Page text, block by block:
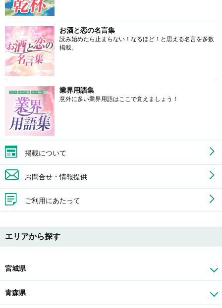
お酒と恋の名言集
読み始めたら止まらない！なるほど！と思える名言を多数
掲載。
業界用語集
意外に多い業界用語はここで覚えましょう！
掲載について
お問合せ・情報提供
ご利用にあたって
エリアから探す
宮城県
青森県